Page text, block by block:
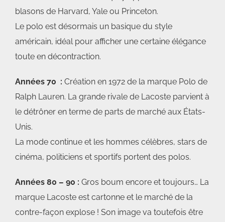
blasons de Harvard, Yale ou Princeton.
Le polo est désormais un basique du style
américain, idéal pour afficher une certaine élégance
toute en décontraction.
Années 70 : Création en 1972 de la marque Polo de
Ralph Lauren. La grande rivale de Lacoste parvient à
le détrôner en terme de parts de marché aux États-
Unis.
La mode continue et les hommes célèbres, stars de
cinéma, politiciens et sportifs portent des polos.
Années 80 – 90 : Gros boum encore et toujours… La
marque Lacoste est cartonne et le marché de la
contre-façon explose ! Son image va toutefois être